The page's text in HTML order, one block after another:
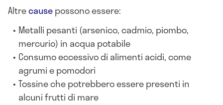
Altrecausepossono essere:
Metalli pesanti (arsenico, cadmio, piombo,
mercurio) in acqua potabile
Consumo eccessivo di alimenti acidi, come
agrumi e pomodori
Tossine che potrebbero essere presenti in
alcuni frutti di mare